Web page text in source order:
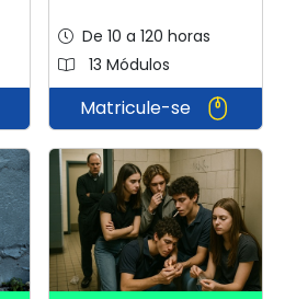
De 10 a 120 horas
13 Módulos
Matricule-se